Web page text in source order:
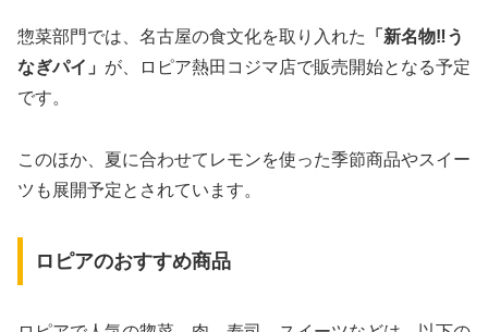
惣菜部門では、名古屋の食文化を取り入れた
「新名物‼う
なぎパイ」 が、ロピア熱田コジマ店で販売開始となる予定
です。
このほか、夏に合わせてレモンを使った季節商品やスイー
ツも展開予定とされています。
ロピアのおすすめ商品